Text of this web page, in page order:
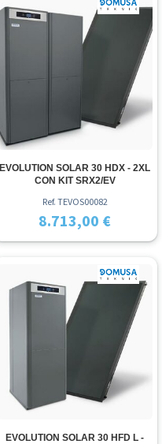
EVOLUTION SOLAR 30 HDX - 2XL
CON KIT SRX2/EV
Ref. TEVOS00082
8.713,00 €
EVOLUTION SOLAR 30 HFD L -